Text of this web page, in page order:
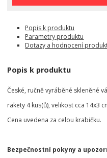
Popis k produktu
Parametry produktu
Dotazy a hodnocení
Popis k produktu
České, ručně vyráběné skleněné
rakety 4 kus(ů), velikost cca 14x3
Cena uvedena za celou krabičku.
Bezpečnostní pokyny a